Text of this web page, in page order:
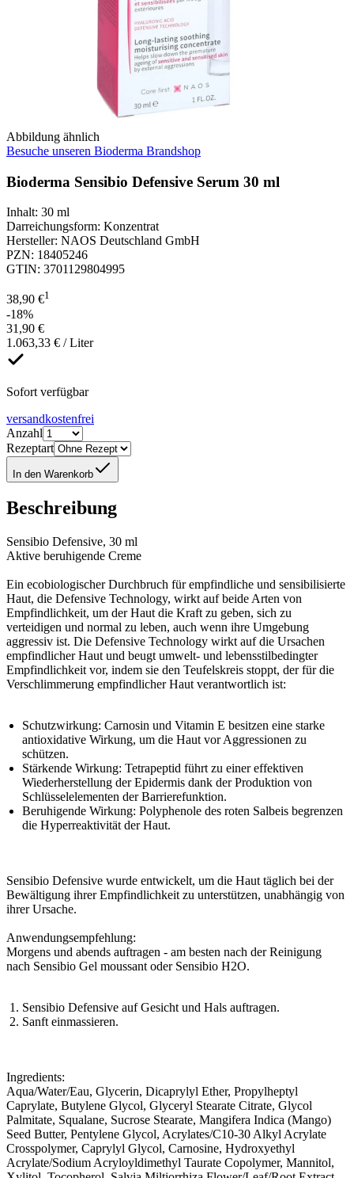
Abbildung ähnlich
Besuche unseren Bioderma Brandshop
Bioderma Sensibio Defensive Serum 30 ml
Inhalt: 30 ml
Darreichungsform: Konzentrat
Hersteller: NAOS Deutschland GmbH
PZN: 18405246
GTIN: 3701129804995
38,90 €1
-18%
31,90 €
1.063,33 € / Liter
Sofort verfügbar
versandkostenfrei
Anzahl
Rezeptart
In den Warenkorb
Beschreibung
Sensibio Defensive, 30 ml
Aktive beruhigende Creme
Ein ecobiologischer Durchbruch für empfindliche und sensibilisierte
Haut, die Defensive Technology, wirkt auf beide Arten von
Empfindlichkeit, um der Haut die Kraft zu geben, sich zu
verteidigen und normal zu leben, auch wenn ihre Umgebung
aggressiv ist. Die Defensive Technology wirkt auf die Ursachen
empfindlicher Haut und beugt umwelt- und lebensstilbedingter
Empfindlichkeit vor, indem sie den Teufelskreis stoppt, der für die
Verschlimmerung empfindlicher Haut verantwortlich ist:
Schutzwirkung: Carnosin und Vitamin E besitzen eine starke
antioxidative Wirkung, um die Haut vor Aggressionen zu
schützen.
Stärkende Wirkung: Tetrapeptid führt zu einer effektiven
Wiederherstellung der Epidermis dank der Produktion von
Schlüsselelementen der Barrierefunktion.
Beruhigende Wirkung: Polyphenole des roten Salbeis begrenzen
die Hyperreaktivität der Haut.
Sensibio Defensive wurde entwickelt, um die Haut täglich bei der
Bewältigung ihrer Empfindlichkeit zu unterstützen, unabhängig von
ihrer Ursache.
Anwendungsempfehlung:
Morgens und abends auftragen - am besten nach der Reinigung
nach Sensibio Gel moussant oder Sensibio H2O.
Sensibio Defensive auf Gesicht und Hals auftragen.
Sanft einmassieren.
Ingredients:
Aqua/Water/Eau, Glycerin, Dicaprylyl Ether, Propylheptyl
Caprylate, Butylene Glycol, Glyceryl Stearate Citrate, Glycol
Palmitate, Squalane, Sucrose Stearate, Mangifera Indica (Mango)
Seed Butter, Pentylene Glycol, Acrylates/C10-30 Alkyl Acrylate
Crosspolymer, Caprylyl Glycol, Carnosine, Hydroxyethyl
Acrylate/Sodium Acryloyldimethyl Taurate Copolymer, Mannitol,